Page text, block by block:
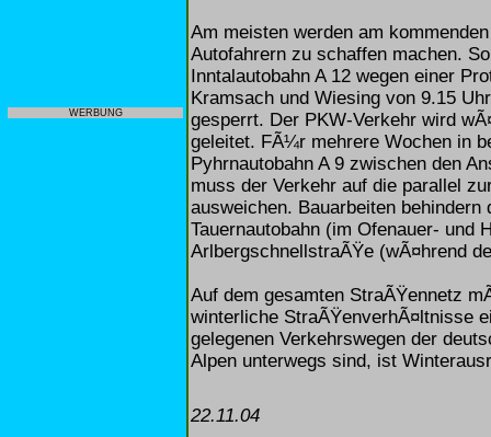
WERBUNG
Am meisten werden am
Autofahrern zu schaffen machen.
Inntalautobahn A 12 wegen einer
Kramsach und Wiesing von 9.15
gesperrt. Der PKW-Verkehr wird
geleitet. FÃ¼r mehrere Wochen in
Pyhrnautobahn A 9 zwischen den
muss der Verkehr auf die parallel
ausweichen. Bauarbeiten
Tauernautobahn (im Ofenauer- und
ArlbergschnellstraÃŸe (wÃ¤hrend
Auf dem gesamten StraÃŸennetz
winterliche StraÃŸenverhÃ¤ltnisse
gelegenen Verkehrswegen der
Alpen unterwegs sind, ist
22.11.04